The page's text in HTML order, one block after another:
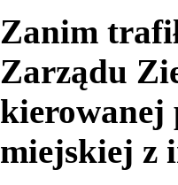
Zanim
Zarządu
kierowanej
miejskiej z